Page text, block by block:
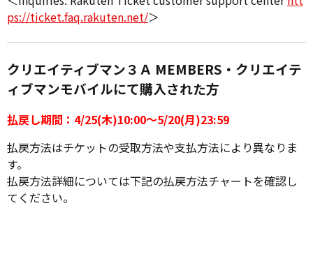
ps://ticket.faq.rakuten.net/＞
クリエイティブマン３Ａ MEMBERS・クリエイテ
ィブマンモバイルにて購入された方
払戻し期間：4/25(木)10:00～5/20(月)23:59
払戻方法はチケットの受取方法や支払方法により異なりま
す。
払戻方法詳細については下記の払戻方法チャートを確認し
てください。